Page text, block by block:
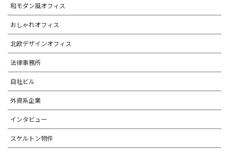
和モダン風オフィス
おしゃれオフィス
北欧デザインオフィス
法律事務所
自社ビル
外資系企業
インタビュー
スケルトン物件